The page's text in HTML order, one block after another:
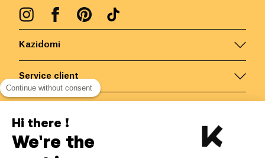
Kazidomi
Service client
Belgique/FR
Continue without consent
Hi there !
We're the